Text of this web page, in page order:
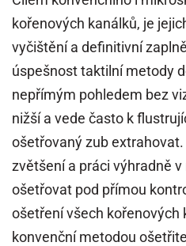
kořenových kanálků, je
vyčištění a definitivní
úspešnost taktilní metody
nepřímým pohledem bez
nižší a vede často k
ošetřovaný zub
zvětšení a práci výhradně
ošetřovat pod přímou
ošetření všech kořenových
konvenční metodou